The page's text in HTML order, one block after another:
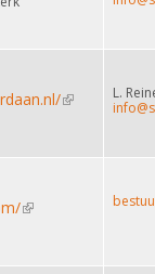
(link is
L.
(link is external)